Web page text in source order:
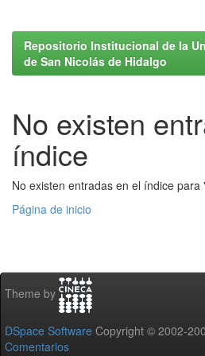
Repositorio Institucional de la
de San Nicolás de Hidalgo
No existen
índice
No existen entradas en el índice para
Página de inicio
Theme by
DSpace Software Copyright © 2002-
Comentarios